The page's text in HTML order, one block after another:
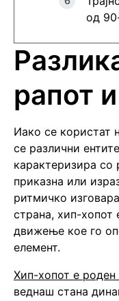
од
рапот
Иако се користат
се различни
карактеризира со
приказна или
ритмичко
страна, хип-хопот
движење кое го
елемент.
Хип-хопот е
веднаш стана